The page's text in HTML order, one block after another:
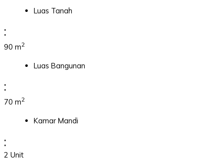
Luas Tanah
:
90 m2
Luas Bangunan
:
70 m2
Kamar Mandi
:
2 Unit